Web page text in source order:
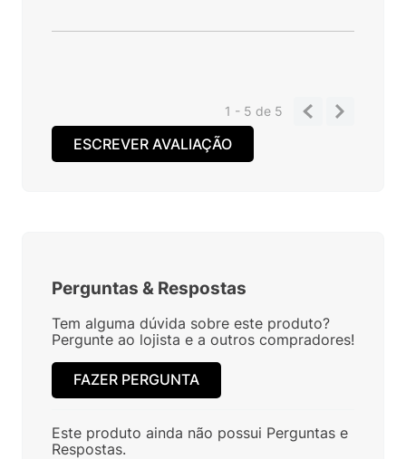
1 - 5de 5
ESCREVER AVALIAÇÃO
Perguntas & Respostas
Tem alguma dúvida sobre este produto?
Pergunte ao lojista e a outros compradores!
FAZER PERGUNTA
Este produto ainda não possui Perguntas e
Respostas.